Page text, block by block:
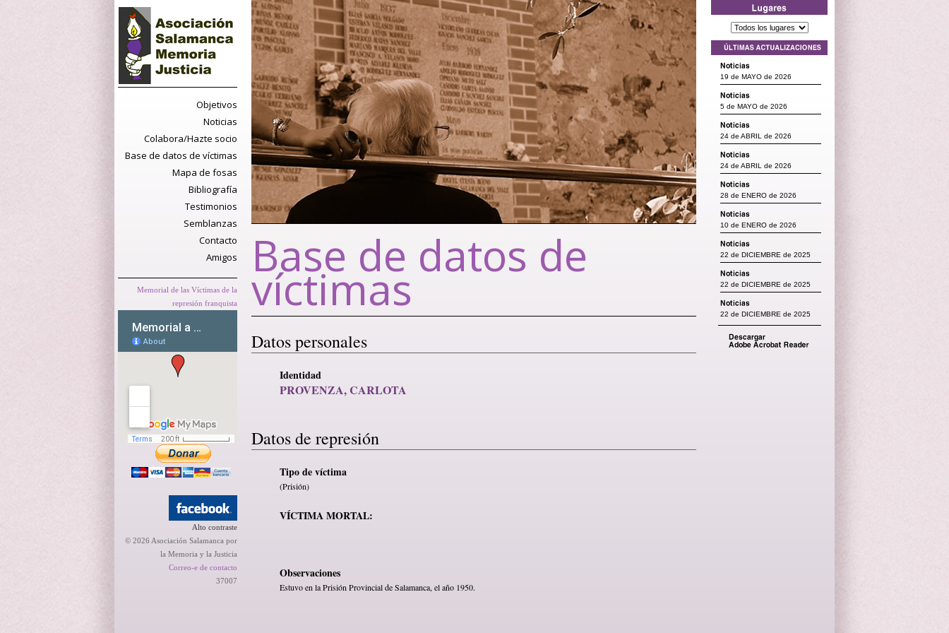
Objetivos
Noticias
Colabora/Hazte socio
Base de datos de víctimas
Mapa de fosas
Bibliografía
Testimonios
Semblanzas
Contacto
Amigos
Memorial de las Víctimas de la
represión franquista
Alto contraste
© 2026 Asociación Salamanca por
la Memoria y la Justicia
Correo-e de contacto
37007
Base de datos de
víctimas
Datos personales
Identidad
PROVENZA, CARLOTA
Datos de represión
Tipo de víctima
(Prisión)
VÍCTIMA MORTAL:
Observaciones
Estuvo en la Prisión Provincial de Salamanca, el año 1950.
19 de MAYO de 2026
5 de MAYO de 2026
24 de ABRIL de 2026
24 de ABRIL de 2026
28 de ENERO de 2026
10 de ENERO de 2026
22 de DICIEMBRE de 2025
22 de DICIEMBRE de 2025
22 de DICIEMBRE de 2025